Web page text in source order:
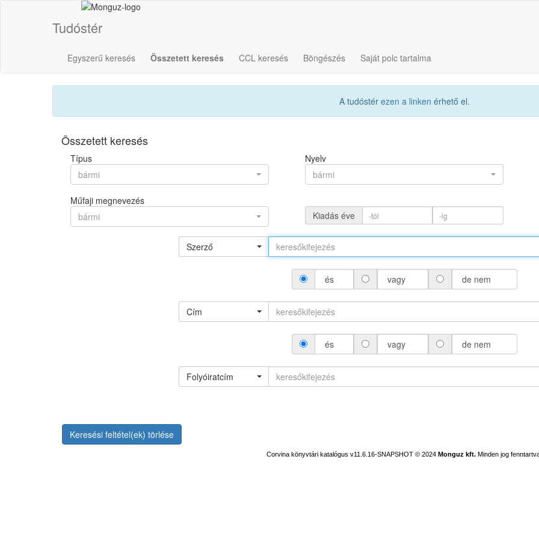
Tudóstér
Egyszerű keresés Összetett keresés CCL keresés Böngészés Saját polc tartalma
A tudóstér ezen a linken érhető el.
Összetett keresés
Típus
bármi
Nyelv
bármi
Műfaji megnevezés
bármi
Kiadás éve
Szerző
és vagy de nem
Cím
és vagy de nem
Folyóiratcím
Keresési feltétel(ek) törlése
Corvina könyvtári katalógus v11.6.16-SNAPSHOT © 2024 Monguz kft. Minden jog